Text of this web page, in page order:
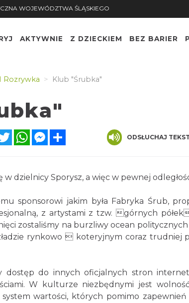
WOJEWÓDZTWA ŚLĄSKIEGO
AKTYWNIE Z DZIECKIEM BEZ BARIER
Rozrywka Klub "Śrubka"
TwitterWhatsAppMessenger ODSŁUCHAJ TEKST
w dzielnicy Sporysz, a więc w pewnej
sponsorowi jakim była Fabryka Śrub,
z artystami z tzw. górnych
zostaliśmy na burzliwy ocean
rynkowo  koteryjnym coraz trudniej
dostęp do innych oficjalnych stron
W kulturze niezbędnymi jest
wartości, których pomimo